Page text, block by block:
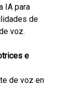
IA para
de
voz.
e
de voz en